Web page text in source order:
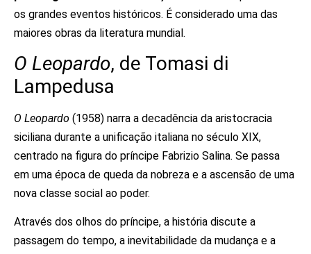
os grandes eventos históricos. É considerado uma das
maiores obras da literatura mundial.
O Leopardo, de Tomasi di
Lampedusa
O Leopardo (1958) narra a decadência da aristocracia
siciliana durante a unificação italiana no século XIX,
centrado na figura do príncipe Fabrizio Salina. Se passa
em uma época de queda da nobreza e a ascensão de uma
nova classe social ao poder.
Através dos olhos do príncipe, a história discute a
passagem do tempo, a inevitabilidade da mudança e a